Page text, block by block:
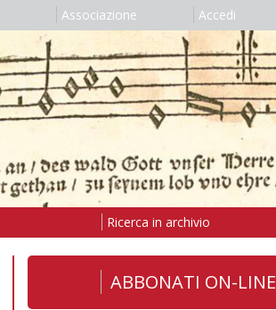
Associazione Accedi
Ricerca in archivio
ABBONATI ON-LINE